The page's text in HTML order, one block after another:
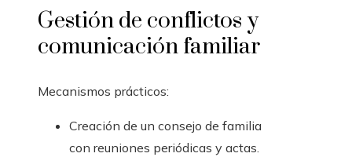
Gestión de conflictos y
comunicación familiar
Mecanismos prácticos:
Creación de un consejo de familia
con reuniones periódicas y actas.